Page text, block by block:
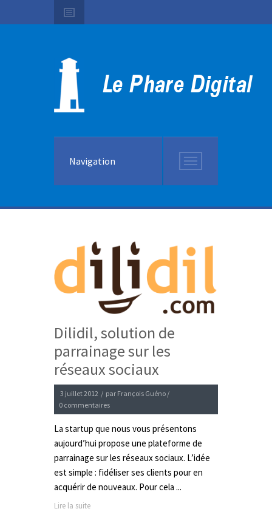
Navigation
Dilidil, solution de
parrainage sur les
réseaux sociaux
3 juillet 2012 / par François Guéno /
0 commentaires
La startup que nous vous présentons
aujourd’hui propose une plateforme de
parrainage sur les réseaux sociaux. L’idée
est simple : fidéliser ses clients pour en
acquérir de nouveaux. Pour cela ...
Lire la suite